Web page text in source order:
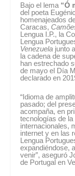
Bajo el lema “Ó
del poeta
homenajeados
Caracas,
Lengua I.P., la
Lengua
Venezuela junto
la cadena de
han estrechado
de mayo el Día
declarado en
“Idioma de
pasado; del
acompaña, en
tecnologías de
internacionales,
internet y en las
Lengua
expandiéndose,
venir”, aseguró
de Portugal en